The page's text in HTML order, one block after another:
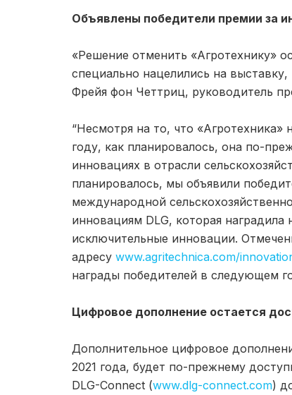
Объявлены победители премии за
«Решение отменить «Агротехнику»
специально нацелились на
Фрейя фон Четтриц, руководитель
“Несмотря на то, что
году, как планировалось, она по-
инновациях в отрасли
планировалось, мы объявили
международной
инновациям DLG, которая
исключительные инновации.
адресу www.agritechnica.com/
награды победителей в следующем
Цифровое дополнение остается
Дополнительное цифровое
2021 года, будет по-прежнему
DLG-Connect (www.dlg-connect.com)